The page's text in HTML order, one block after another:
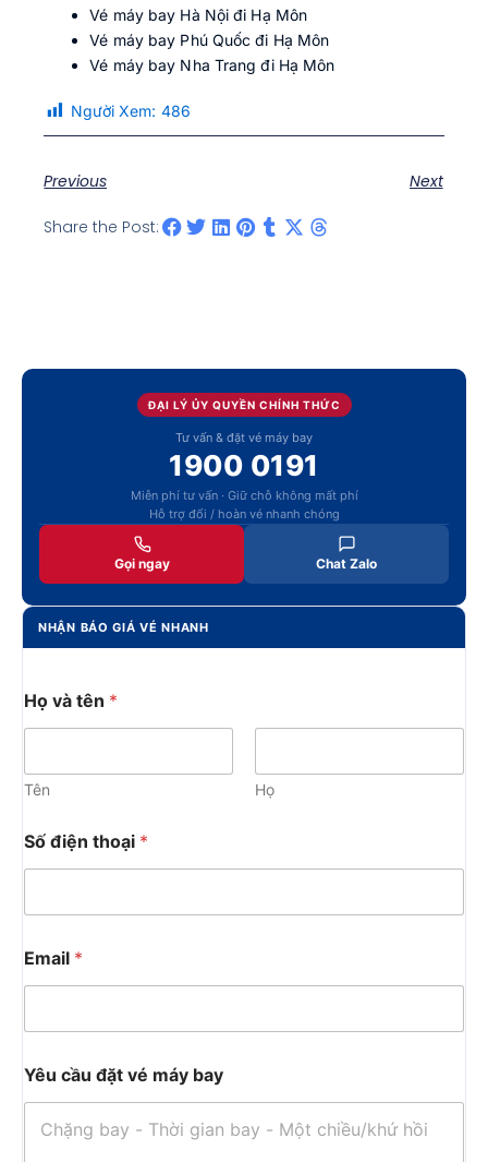
Vé máy bay Hà Nội đi Hạ Môn
Vé máy bay Phú Quốc đi Hạ Môn
Vé máy bay Nha Trang đi Hạ Môn
Người Xem: 486
Previous Next
Share the Post:
ĐẠI LÝ ỦY QUYỀN CHÍNH THỨC
Tư vấn & đặt vé máy bay
1900 0191
Miễn phí tư vấn · Giữ chỗ không mất phí
Hỗ trợ đổi / hoàn vé nhanh chóng
Gọi ngay Chat Zalo
NHẬN BÁO GIÁ VÉ NHANH
Họ và tên *
Tên Họ
Số điện thoại *
Email *
Yêu cầu đặt vé máy bay